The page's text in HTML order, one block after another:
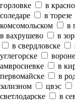
горловке
в
соледаре
в торезе
комсомольском
в
в вахрушево
в
в свердловске
углегорске
амвросиевке
в
первомайске
в
зализном
цвэс
светлодарске
в